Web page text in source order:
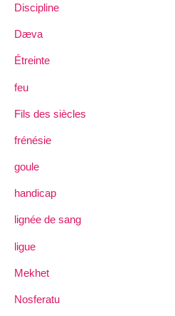
Discipline
Dæva
Étreinte
feu
Fils des siècles
frénésie
goule
handicap
lignée de sang
ligue
Mekhet
Nosferatu